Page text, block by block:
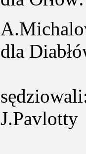
dla
J.Pavlotty